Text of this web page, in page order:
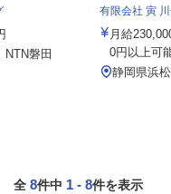
磐田
有限会社 寅
月給
0円以上可
静岡県浜
全 8件中 1 - 8件を表示